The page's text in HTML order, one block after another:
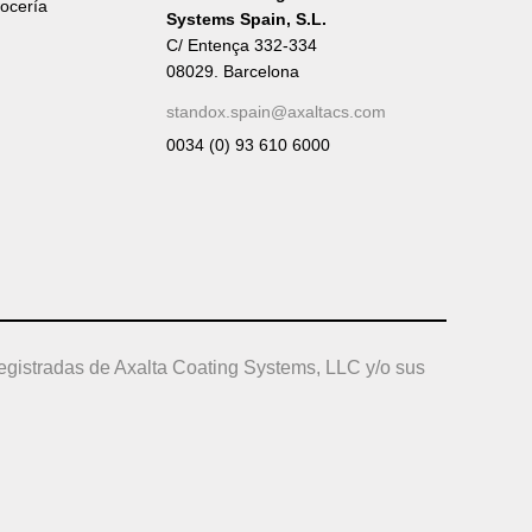
Systems Spain, S.L.
C/ Entença 332-334
08029. Barcelona
standox.spain@axaltacs.com
0034 (0) 93 610 6000
de Axalta Coating Systems, LLC y/o sus